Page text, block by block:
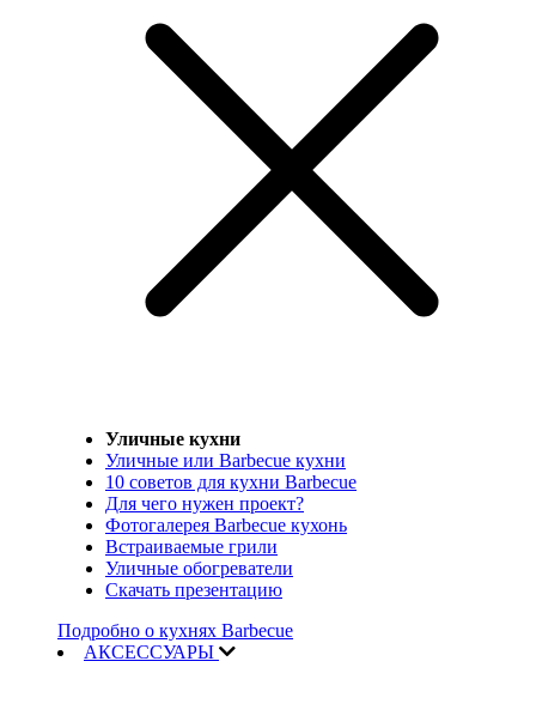
Уличные кухни
Уличные или Barbecue кухни
10 советов для кухни Barbecue
Для чего нужен проект?
Фотогалерея Barbecue кухонь
Встраиваемые грили
Уличные обогреватели
Скачать презентацию
Подробно о кухнях Barbecue
АКСЕССУАРЫ